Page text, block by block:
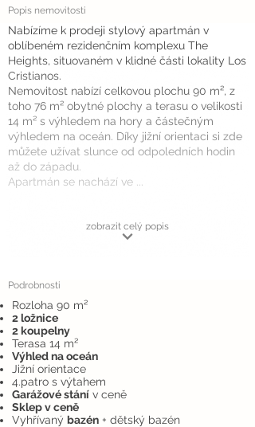
Popis nemovitosti
Nabízíme k prodeji stylový apartmán v
oblíbeném rezidenčním komplexu The
Heights, situovaném v klidné části lokality Los
Cristianos.
Nemovitost nabízí celkovou plochu 90 m², z
toho 76 m² obytné plochy a terasu o velikosti
14 m² s výhledem na hory a částečným
výhledem na oceán. Díky jižní orientaci si zde
můžete užívat slunce od odpoledních hodin
až do západu.
Apartmán se nachází ve ...
zobrazit celý popis
Podrobnosti
Rozloha 90 m²
2 ložnice
2 koupelny
Terasa 14 m²
Výhled na oceán
Jižní orientace
4.patro s výtahem
Garážové stání v ceně
Sklep v ceně
Vyhřívaný bazén + dětský bazén